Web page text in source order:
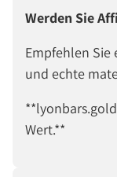
Werden Sie
Empfehlen Sie
und echte
Wert.**